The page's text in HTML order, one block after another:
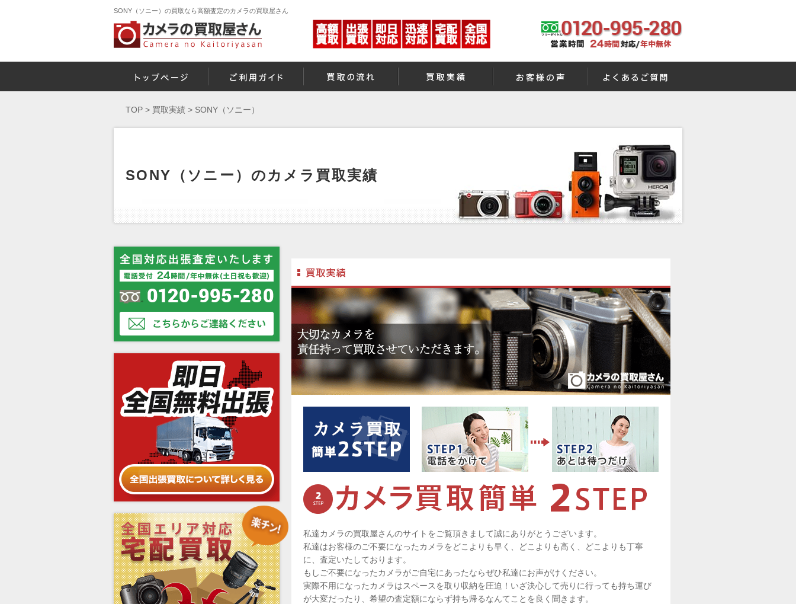
SONY（ソニー）の買取なら高額査定のカメラの買取屋さん
TOP > 買取実績 > SONY（ソニー）
SONY（ソニー）のカメラ買取実績
私達カメラの買取屋さんのサイトをご覧頂きまして誠にありがとうございます。
私達はお客様のご不要になったカメラをどこよりも早く、どこよりも高く、どこよりも丁寧
に、査定いたしております。
もしご不要になったカメラがご自宅にあったならぜひ私達にお声がけください。
実際不用になったカメラはスペースを取り収納を圧迫！いざ決心して売りに行っても持ち運び
が大変だったり、希望の査定額にならず持ち帰るなんてことを良く聞きます。